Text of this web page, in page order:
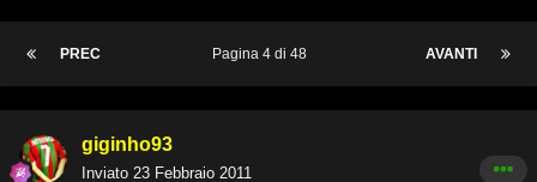
PREC AVANTI
Pagina 4 di 48
giginho93
Inviato 23 Febbraio 2011